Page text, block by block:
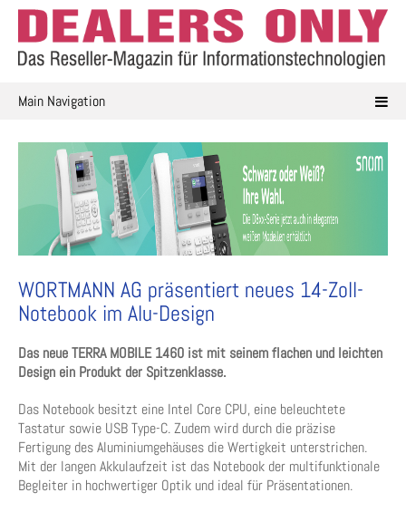
Skip
content
Main Navigation
WORTMANN AG präsentiert neues 14-Zoll-
Notebook im Alu-Design
Das neue TERRA MOBILE 1460 ist mit seinem flachen und leichten
Design ein Produkt der Spitzenklasse.
Das Notebook besitzt eine Intel Core CPU, eine beleuchtete
Tastatur sowie USB Type-C. Zudem wird durch die präzise
Fertigung des Aluminiumgehäuses die Wertigkeit unterstrichen.
Mit der langen Akkulaufzeit ist das Notebook der multifunktionale
Begleiter in hochwertiger Optik und ideal für Präsentationen.